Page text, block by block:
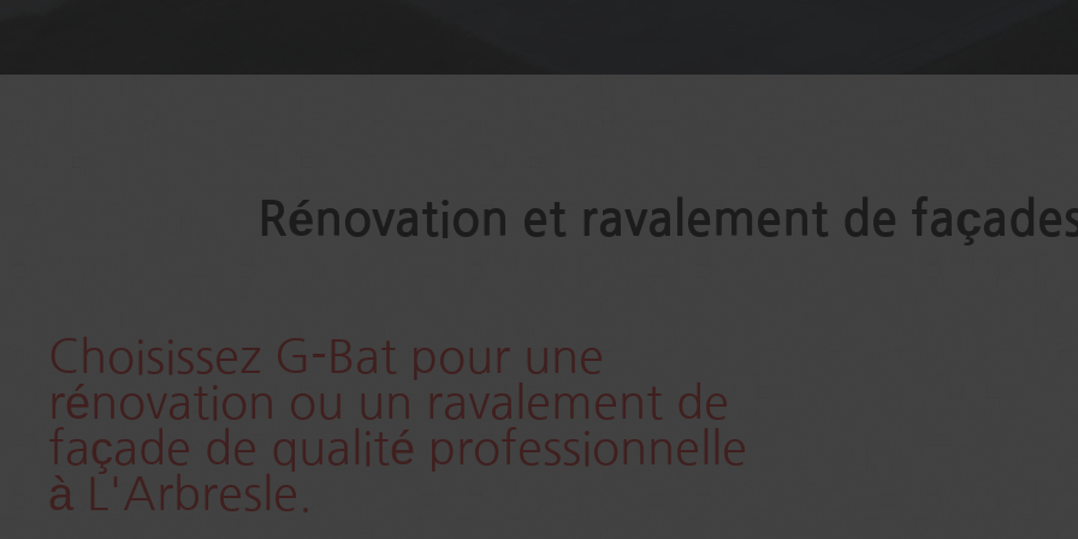
Rénovation et ravalement de
Choisissez G-Bat pour une
rénovation ou un ravalement de
façade de qualité professionnelle
à L'Arbresle.